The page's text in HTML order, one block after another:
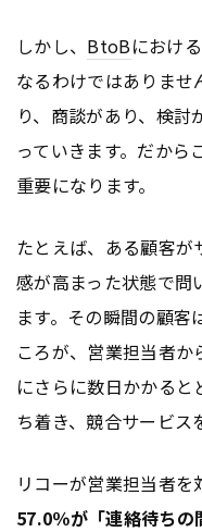
しかし、 BtoBにおけ
なるわけではありませ
り、商談があり、検討
っていきます。だから
重要になります。
たとえば、ある顧客
感が高まった状態で問
ます。その瞬間の顧客
ころが、営業担当者
にさらに数日かかる
ち着き、競合サービス
リコーが営業担当者を
57.0％が「連絡待ちの